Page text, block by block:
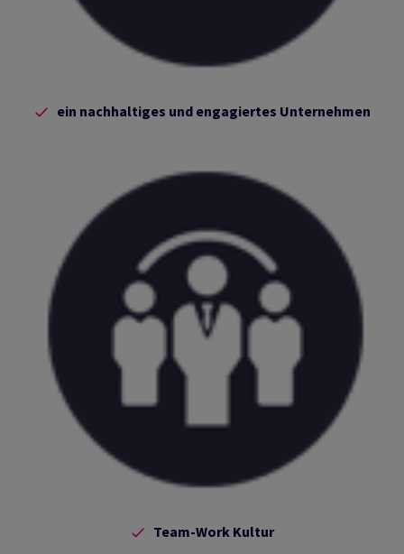
ein nachhaltiges und engagiertes Unternehmen
Team-Work Kultur